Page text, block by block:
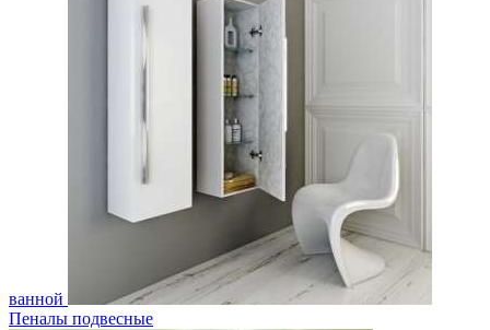
ванной
Пеналы подвесные